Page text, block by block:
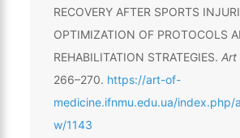
RECOVERY AFTER SPORTS
OPTIMIZATION OF PROTOCOLS
REHABILITATION STRATEGIES. Art
266–270. https://art-of-
medicine.ifnmu.edu.ua/index.php/
w/1143